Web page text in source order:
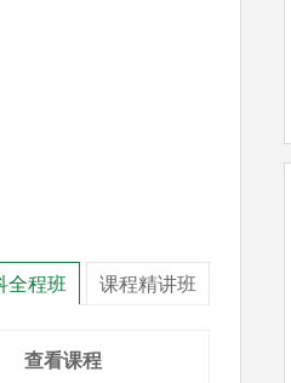
全程班 课程精讲班
查看课程